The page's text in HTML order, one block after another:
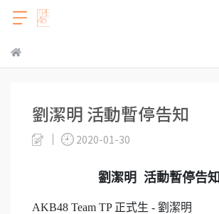
劉潔明 活動暫停告知
2020-01-30
劉潔明 活動暫停告知
AKB48 Team TP 正式生 - 劉潔明